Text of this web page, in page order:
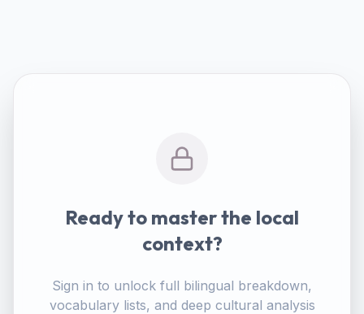
Ready to master the local
context?
Sign in to unlock full bilingual breakdown,
vocabulary lists, and deep cultural analysis